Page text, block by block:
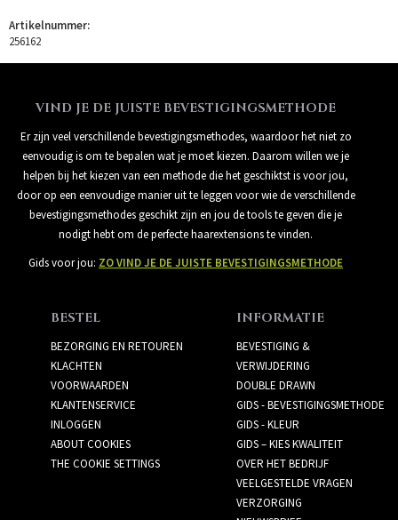
Artikelnummer:
256162
VIND JE DE JUISTE BEVESTIGINGSMETHODE
Er zijn veel verschillende bevestigingsmethodes, waardoor het niet zo
eenvoudig is om te bepalen wat je moet kiezen. Daarom willen we je
helpen bij het kiezen van een methode die het geschiktst is voor jou,
door op een eenvoudige manier uit te leggen voor wie de verschillende
bevestigingsmethodes geschikt zijn en jou de tools te geven die je
nodigt hebt om de perfecte haarextensions te vinden.
Gids voor jou: ZO VIND JE DE JUISTE BEVESTIGINGSMETHODE
BESTEL
BEZORGING EN RETOUREN
KLACHTEN
VOORWAARDEN
KLANTENSERVICE
INLOGGEN
ABOUT COOKIES
THE COOKIE SETTINGS
INFORMATIE
BEVESTIGING &
VERWIJDERING
DOUBLE DRAWN
GIDS - BEVESTIGINGSMETHODE
GIDS - KLEUR
GIDS – KIES KWALITEIT
OVER HET BEDRIJF
VEELGESTELDE VRAGEN
VERZORGING